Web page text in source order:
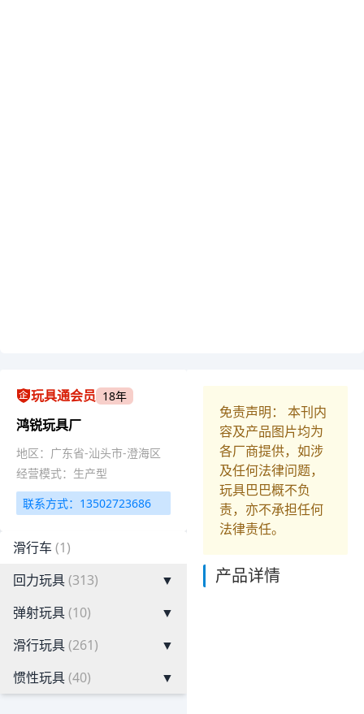
玩具通会员 18年
鸿锐玩具厂
地区：广东省-汕头市-澄海区
经营模式：生产型
联系方式：13502723686
滑行车 (1)
回力玩具(313)
▼
弹射玩具(10)
▼
滑行玩具(261)
▼
惯性玩具(40) ▼
免责声明： 本刊内
容及产品图片均为
各厂商提供，如涉
及任何法律问题，
玩具巴巴概不负
责，亦不承担任何
法律责任。
产品详情